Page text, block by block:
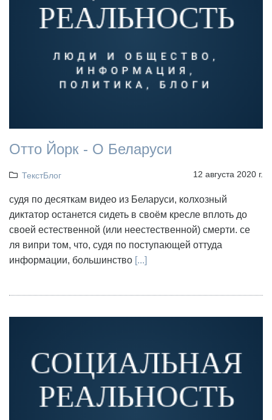
Отто Йорк - О Беларуси
ТекстБлог 12 августа 2020 г.
судя по десяткам видео из Беларуси, колхозный
диктатор останется сидеть в своём кресле вплоть до
своей естественной (или неестественной) смерти. се
ля випри том, что, судя по поступающей оттуда
информации, большинство [...]